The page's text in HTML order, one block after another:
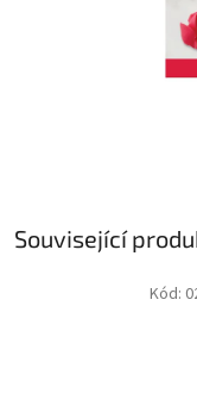
Související
Kód: